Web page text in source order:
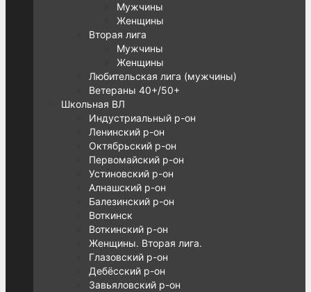
Мужчины
Женщины
Вторая лига
Мужчины
Женщины
Любительская лига (мужчины)
Ветераны 40+/50+
Школьная ВЛ
Индустриальный р-он
Ленинский р-он
Октябрьский р-он
Первомайский р-он
Устиновский р-он
Алнашский р-он
Балезинский р-он
Воткинск
Воткинский р-он
Женщины. Вторая лига.
Глазовский р-он
Дебёсский р-он
Завьяловский р-он